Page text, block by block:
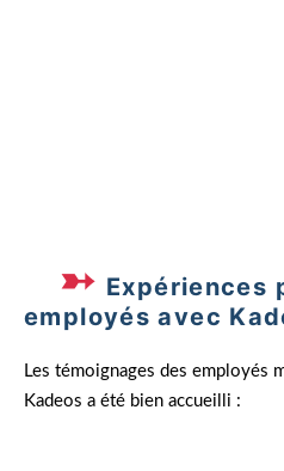
Expériences
employés avec
Les témoignages des employés
Kadeos a été bien accueilli :